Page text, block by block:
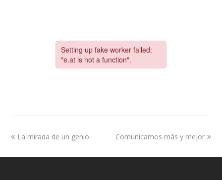
La mirada de un genio Comunicamos más y mejor